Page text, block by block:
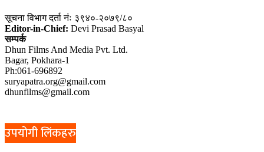
सूचना विभाग दर्ता नंः ३९४०-२०७९/८०
Editor-in-Chief: Devi Prasad Basyal
सम्पर्क
Dhun Films And Media Pvt. Ltd.
Bagar, Pokhara-1
Ph:061-696892
suryapatra.org@gmail.com
dhunfilms@gmail.com
उपयोगी लिंकहरु